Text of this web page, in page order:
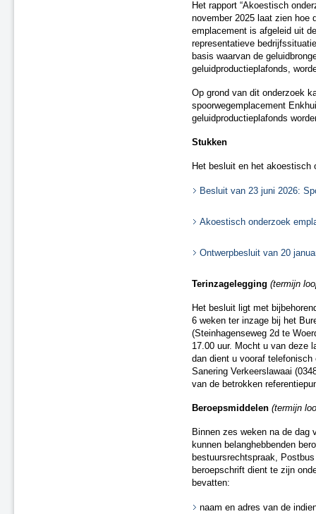
Het rapport “Akoestisch
november 2025 laat zien hoe
emplacement is afgeleid uit
representatieve
basis waarvan de
geluidproductieplafonds,
Op grond van dit onderzoek
spoorwegemplacement
geluidproductieplafonds
Stukken
Het besluit en het akoestisch
Besluit van 23 juni 2026:
Akoestisch onderzoek
Ontwerpbesluit van 20
Terinzagelegging (termijn
Het besluit ligt met
6 weken ter inzage bij het
(Steinhagenseweg 2d te
17.00 uur. Mocht u van deze
dan dient u vooraf
Sanering Verkeerslawaai
van de betrokken
Beroepsmiddelen (termijn
Binnen zes weken na de dag
kunnen belanghebbenden
bestuursrechtspraak,
beroepschrift dient te zijn
bevatten:
naam en adres van de